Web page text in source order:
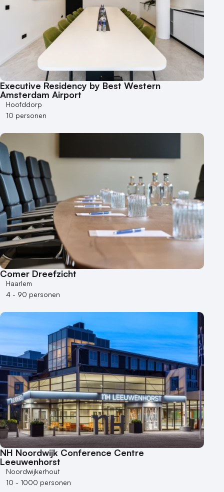
Executive Residency by Best Western
Amsterdam Airport
Hoofddorp
10 personen
Comer Dreefzicht
Haarlem
4 - 90 personen
NH Noordwijk Conference Centre
Leeuwenhorst
Noordwijkerhout
10 - 1000 personen